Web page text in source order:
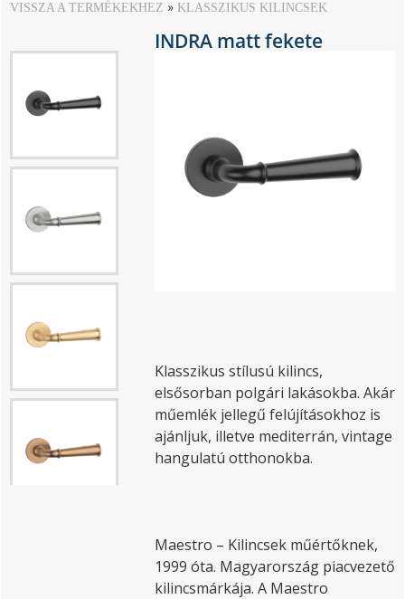
VISSZA A TERMÉKEKHEZ KLASSZIKUS KILINCSEK
INDRA matt fekete
Klasszikus stílusú kilincs,
elsősorban polgári lakásokba. Akár
műemlék jellegű felújításokhoz is
ajánljuk, illetve mediterrán, vintage
hangulatú otthonokba.
Maestro – Kilincsek műértőknek,
1999 óta. Magyarország piacvezető
kilincsmárkája. A Maestro